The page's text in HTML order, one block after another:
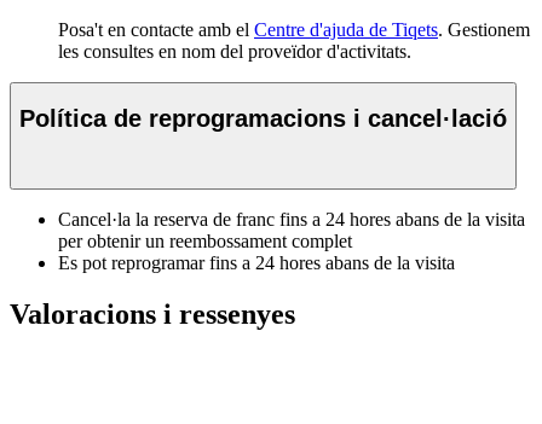
Posa't en contacte amb el Centre d'ajuda de Tiqets. Gestionem
les consultes en nom del proveïdor d'activitats.
Política de reprogramacions i cancel·lació
Cancel·la la reserva de franc fins a 24 hores abans de la visita
per obtenir un reembossament complet
Es pot reprogramar fins a 24 hores abans de la visita
Valoracions i ressenyes